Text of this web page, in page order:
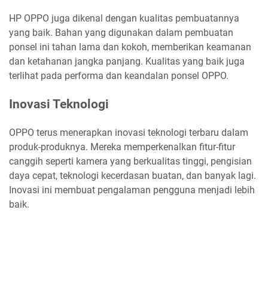
HP OPPO juga dikenal dengan kualitas pembuatannya
yang baik. Bahan yang digunakan dalam pembuatan
ponsel ini tahan lama dan kokoh, memberikan keamanan
dan ketahanan jangka panjang. Kualitas yang baik juga
terlihat pada performa dan keandalan ponsel OPPO.
Inovasi Teknologi
OPPO terus menerapkan inovasi teknologi terbaru dalam
produk-produknya. Mereka memperkenalkan fitur-fitur
canggih seperti kamera yang berkualitas tinggi, pengisian
daya cepat, teknologi kecerdasan buatan, dan banyak lagi.
Inovasi ini membuat pengalaman pengguna menjadi lebih
baik.